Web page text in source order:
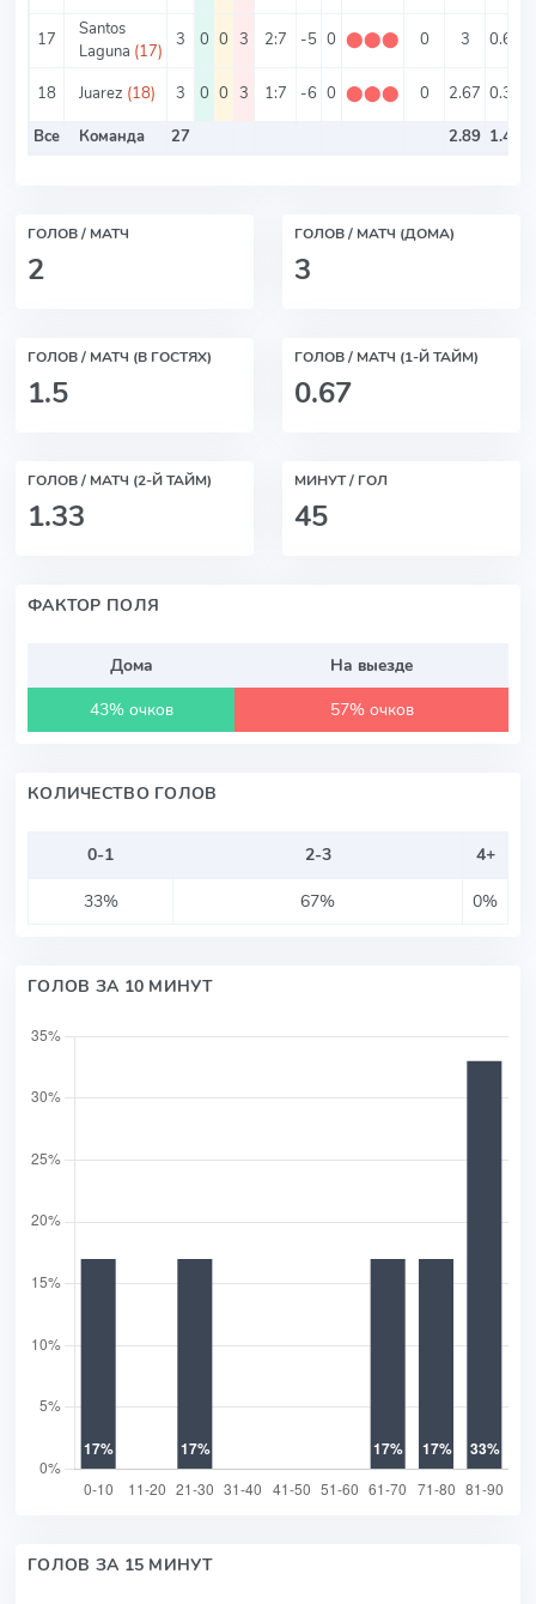
17
Santos
Laguna (17)
3 0 0 3 2:7 -5 0 ⬤⬤⬤ 0 3 0.67
18 Juarez (18) 3 0 0 3 1:7 -6 0 ⬤⬤⬤ 0 2.67 0.33
Все
Команда 27 2.89 1.44
ГОЛОВ / МАТЧ
2
ГОЛОВ / МАТЧ (ДОМА)
3
ГОЛОВ / МАТЧ (В ГОСТЯХ)
1.5
ГОЛОВ / МАТЧ (1-Й ТАЙМ)
0.67
ГОЛОВ / МАТЧ (2-Й ТАЙМ)
1.33
МИНУТ / ГОЛ
45
ФАКТОР ПОЛЯ
Дома
На выезде
43% очков
57% очков
КОЛИЧЕСТВО ГОЛОВ
0-1 2-3
4+
33%
67% 0%
ГОЛОВ ЗА 10 МИНУТ
ГОЛОВ ЗА 15 МИНУТ